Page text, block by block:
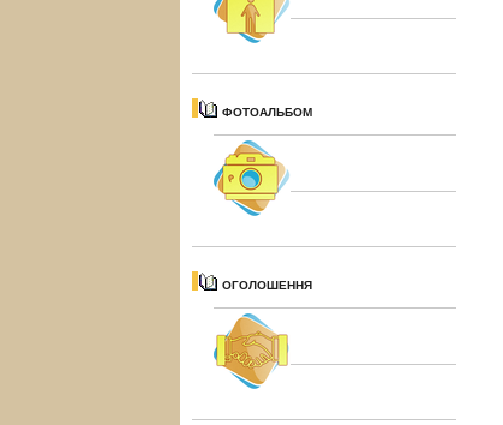
ФОТОАЛЬБОМ
ОГОЛОШЕННЯ